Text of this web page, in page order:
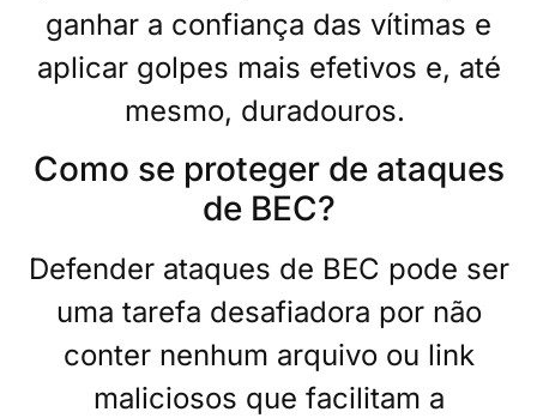
ganhar a confiança das vítimas e
aplicar golpes mais efetivos e, até
mesmo, duradouros.
Como se proteger de ataques
de BEC?
Defender ataques de BEC pode ser
uma tarefa desafiadora por não
conter nenhum arquivo ou link
maliciosos que facilitam a